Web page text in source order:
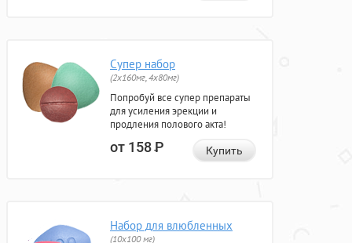
Супер набор
(2х160мг, 4х80мг)
Попробуй все супер препараты
для усиления эрекции и
продления полового акта!
от 158Р Купить
Набор для влюбленных
(10х100 мг)